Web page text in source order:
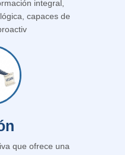
integral,
capaces de
que ofrece una